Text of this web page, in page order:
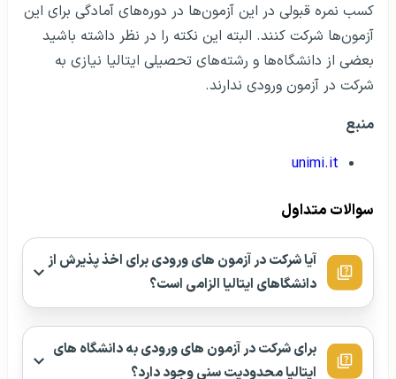
کسب نمره قبولی در این آزمون‌ها در دوره‌های آمادگی برای این
آزمون‌ها شرکت کنند. البته این نکته را در نظر داشته باشید
بعضی از دانشگاه‌ها و رشته‌های تحصیلی ایتالیا نیازی به
شرکت در آزمون ورودی ندارند.
منبع
unimi.it
سوالات متداول
آیا شرکت در آزمون‌ های ورودی برای اخذ پذیرش از
دانشگاهای ایتالیا الزامی است؟
برای شرکت در آزمون‌ های ورودی به دانشگاه‌ های
ایتالیا محدودیت سنی وجود دارد؟